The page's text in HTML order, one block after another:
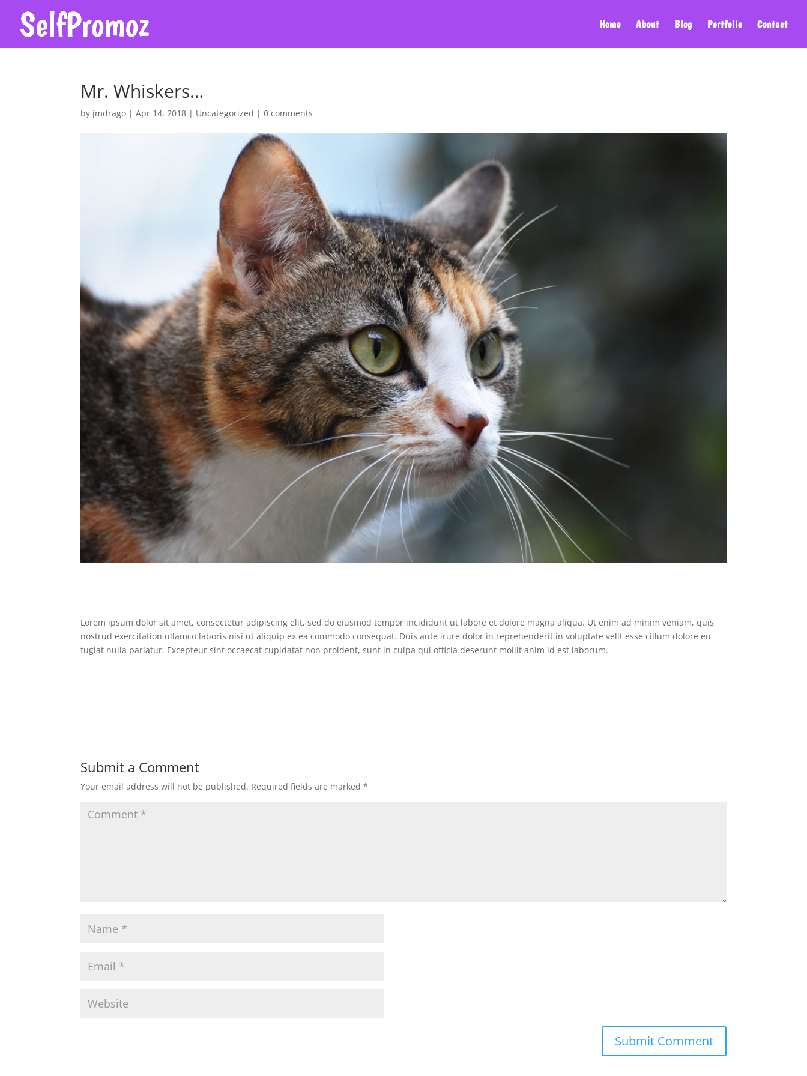
Home About Blog Portfolio Contact
Mr. Whiskers…
by jmdrago |Apr 14, 2018 | Uncategorized |0 comments
Lorem ipsum dolor sit amet, consectetur adipiscing elit, sed do eiusmod tempor incididunt ut labore et dolore magna aliqua. Ut enim ad minim veniam, quis
nostrud exercitation ullamco laboris nisi ut aliquip ex ea commodo consequat. Duis aute irure dolor in reprehenderit in voluptate velit esse cillum dolore eu
fugiat nulla pariatur. Excepteur sint occaecat cupidatat non proident, sunt in culpa qui officia deserunt mollit anim id est laborum.
Submit a Comment
Your email address will not be published. Required fields are marked*